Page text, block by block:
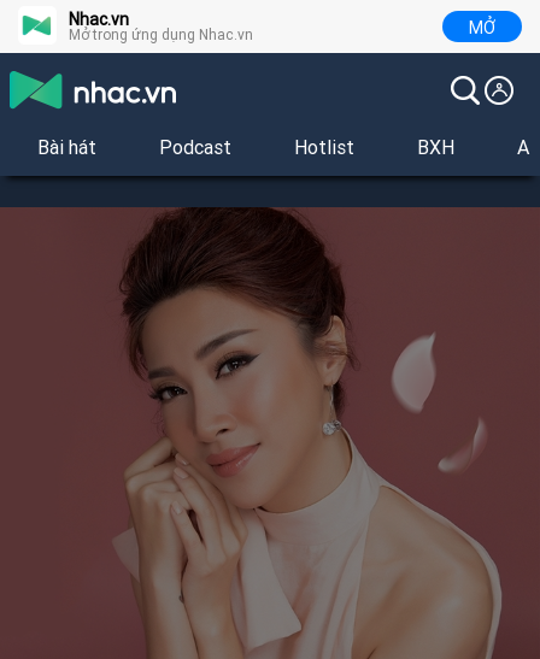
Nhac.vn
Mở trong ứng dụng Nhac.vn MỞ
Bài hát Podcast Hotlist BXH